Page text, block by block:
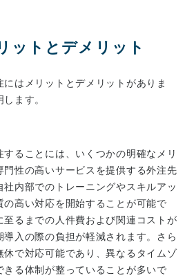
ットとデメリット
はメリットとデメリットがありま
ます。
ることには、いくつかの明確なメリ
門性の高いサービスを提供する外注先
内部でのトレーニングやスキルアッ
の高い対応を開始することが可能で
るまでの人件費および関連コストが
入の際の負担が軽減されます。さら
休で対応可能であり、異なるタイムゾ
きる体制が整っていることが多いで